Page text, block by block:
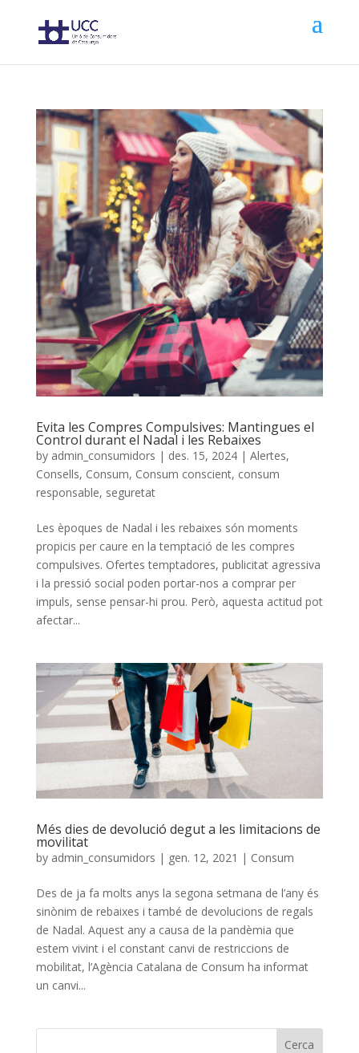
Evita les Compres Compulsives: Mantingues el
Control durant el Nadal i les Rebaixes
by admin_consumidors | des. 15, 2024| Alertes,
Consells, Consum, Consum conscient, consum
responsable, seguretat
Les èpoques de Nadal i les rebaixes són moments
propicis per caure en la temptació de les compres
compulsives. Ofertes temptadores, publicitat agressiva
i la pressió social poden portar-nos a comprar per
impuls, sense pensar-hi prou. Però, aquesta actitud pot
afectar...
Més dies de devolució degut a les limitacions de
movilitat
by admin_consumidors | gen. 12, 2021 | Consum
Des de ja fa molts anys la segona setmana de l’any és
sinònim de rebaixes i també de devolucions de regals
de Nadal. Aquest any a causa de la pandèmia que
estem vivint i el constant canvi de restriccions de
mobilitat, l’Agència Catalana de Consum ha informat
un canvi...
Cerca